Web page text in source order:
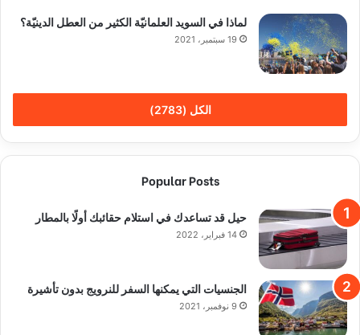
لماذا في السويد العلمانيّة الكثير من العطل الدينيّة؟
19 سبتمبر، 2021
الكل (2783)
Popular Posts
حيل قد تساعدك في استلام حقائبك أولًا بالمطار
14 فبراير، 2022
الجنسيات التي يمكنها السفر للنرويج بدون تأشيرة
9 نوفمبر، 2021